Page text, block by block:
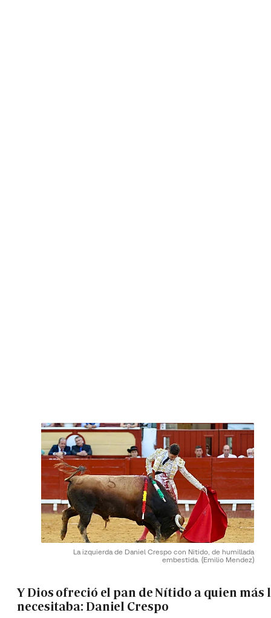
La izquierda de Daniel Crespo con Nitido, de humillada
embestida. (Emilio Mendez)
Y Dios ofreció el pan de Nítido a quien más
necesitaba: Daniel Crespo